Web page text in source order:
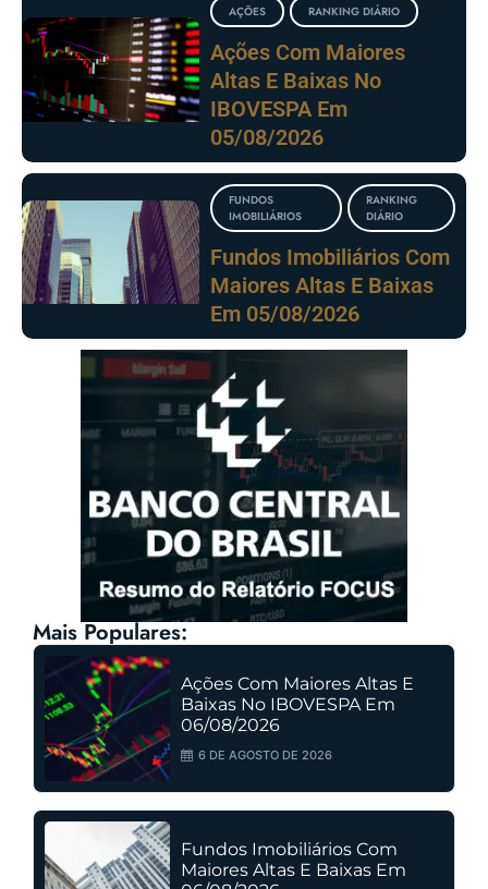
AÇÕES RANKING DIÁRIO
Ações Com Maiores
Altas E Baixas No
IBOVESPA Em
05/08/2026
FUNDOS
IMOBILIÁRIOS
RANKING
DIÁRIO
Fundos Imobiliários Com
Maiores Altas E Baixas
Em 05/08/2026
Mais Populares:
Ações Com Maiores Altas E
Baixas No IBOVESPA Em
06/08/2026
6 DE AGOSTO DE 2026
Fundos Imobiliários Com
Maiores Altas E Baixas Em